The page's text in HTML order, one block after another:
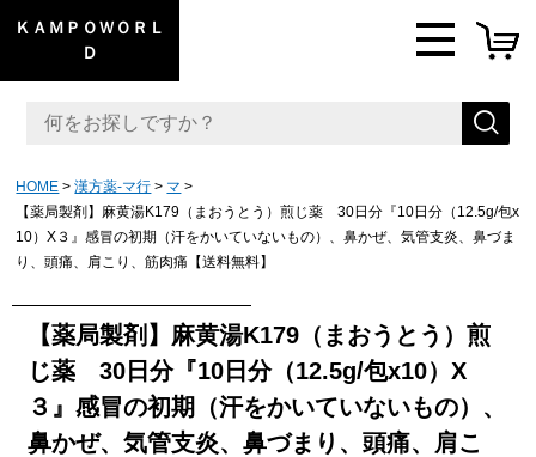
ＫＡＭＰＯＷＯＲＬ
Ｄ
HOME 漢方薬-マ行
マ
【薬局製剤】麻黄湯K179（まおうとう）煎じ薬 30日分『10日分（12.5g/包x
10）X３』感冒の初期（汗をかいていないもの）、鼻かぜ、気管支炎、鼻づま
り、頭痛、肩こり、筋肉痛【送料無料】
【薬局製剤】麻黄湯K179（まおうとう）煎
じ薬 30日分『10日分（12.5g/包x10）X
３』感冒の初期（汗をかいていないもの）、
鼻かぜ、気管支炎、鼻づまり、頭痛、肩こ